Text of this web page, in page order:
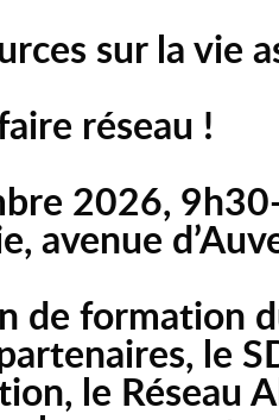
sur la vie
réseau !
2026,
avenue
de formation
le
le Réseau